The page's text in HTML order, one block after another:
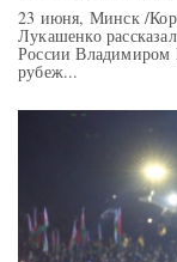
23 июня, Минск /
Лукашенко
России Владимиром
рубеж...